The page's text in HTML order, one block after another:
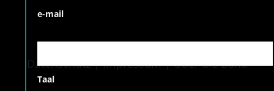
Datenschutz|Impressum|Über die Band
e-mail